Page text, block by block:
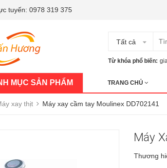
tuyến: 0978 319 375
Tất cả
Từ khóa phổ biến:
MỤC SẢN PHẨM TRANG CHỦ
xay thịt Máy xay cầm tay Moulinex DD702141
Máy
Thương